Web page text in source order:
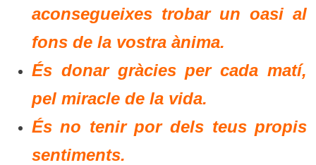
aconsegueixes trobar un oasi al
fons de la vostra ànima.
És donar gràcies per cada matí,
pel miracle de la vida.
És no tenir por dels teus propis
sentiments.